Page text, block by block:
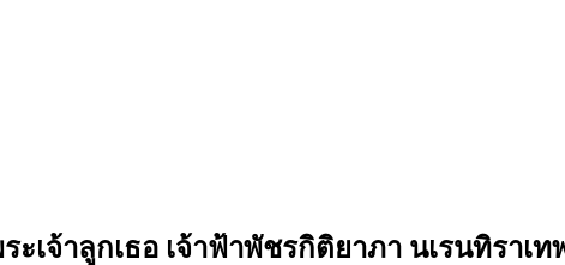
ะเจ้าลูกเธอ เจ้าฟ้าพัชรกิติยาภา นเรนทิรา